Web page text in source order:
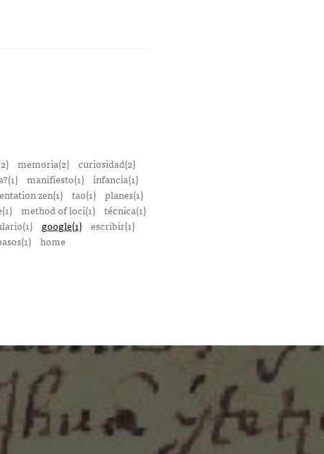
memoria(2)
curiosidad(2)
manifiesto(1)
infancia(1)
zen(1) tao(1)
planes(1)
method of loci(1)
técnica(1)
google(1)
escribir(1)
home